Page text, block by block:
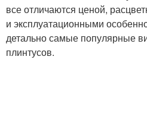
плинтуса
все отличаются ценой,
и эксплуатационными
детально самые популярные
плинтусов.